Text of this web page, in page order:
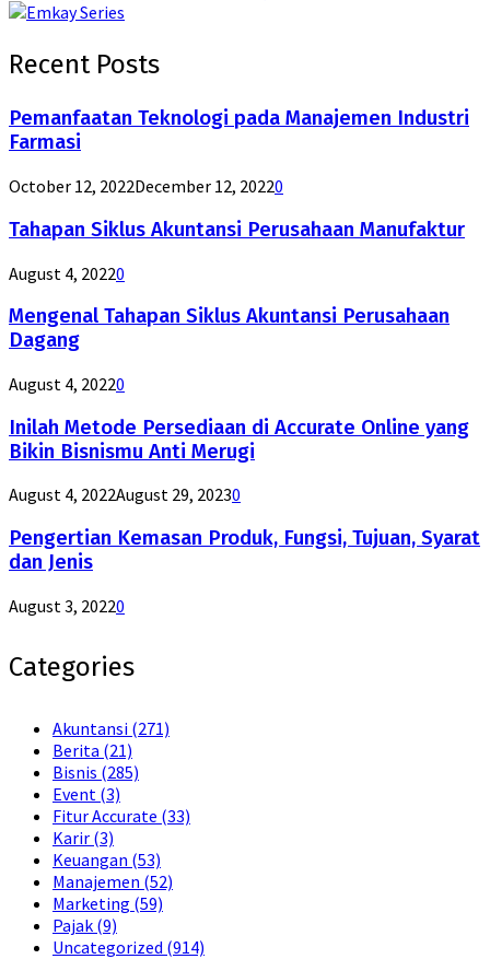
Recent Posts
Pemanfaatan Teknologi pada Manajemen Industri
Farmasi
October 12, 2022December 12, 20220
Tahapan Siklus Akuntansi Perusahaan Manufaktur
August 4, 20220
Mengenal Tahapan Siklus Akuntansi Perusahaan
Dagang
August 4, 20220
Inilah Metode Persediaan di Accurate Online yang
Bikin Bisnismu Anti Merugi
August 4, 2022August 29, 20230
Pengertian Kemasan Produk, Fungsi, Tujuan, Syarat
dan Jenis
August 3, 20220
Categories
Akuntansi (271)
Berita (21)
Bisnis (285)
Event (3)
Fitur Accurate (33)
Karir (3)
Keuangan (53)
Manajemen (52)
Marketing (59)
Pajak (9)
Uncategorized (914)